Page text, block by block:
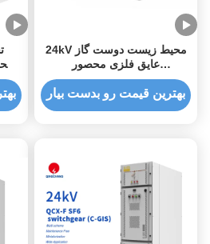
24kV محیط زیست دوست گاز
عایق فلزی محصور
Switchgear C-GIS
بهترین قیمت رو بدست بیار